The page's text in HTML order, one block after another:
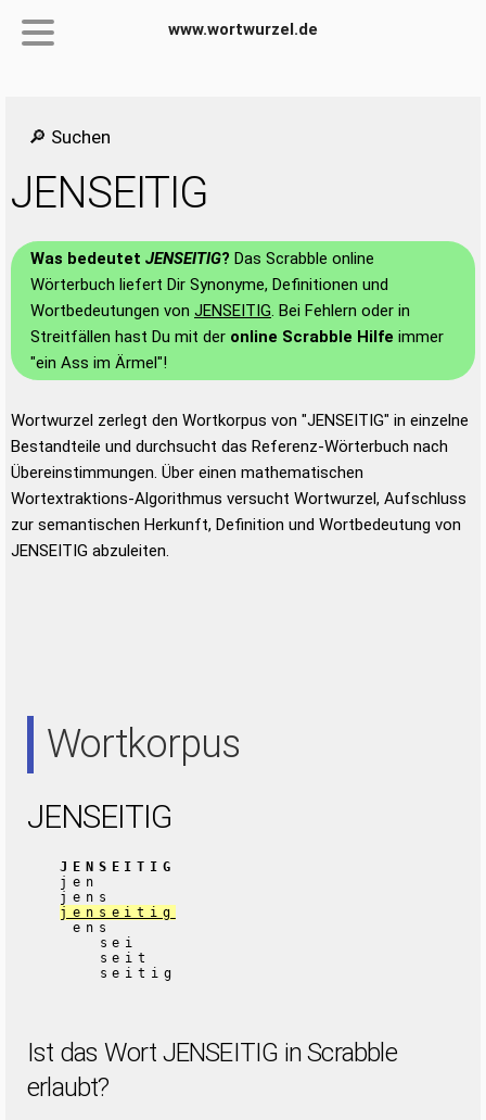
www.wortwurzel.de
🔎 Suchen
JENSEITIG
Was bedeutet JENSEITIG? Das Scrabble online
Wörterbuch liefert Dir Synonyme, Definitionen und
Wortbedeutungen von JENSEITIG. Bei Fehlern oder in
Streitfällen hast Du mit der online Scrabble Hilfe immer
"ein Ass im Ärmel"!
Wortwurzel zerlegt den Wortkorpus von "JENSEITIG" in einzelne
Bestandteile und durchsucht das Referenz-Wörterbuch nach
Übereinstimmungen. Über einen mathematischen
Wortextraktions-Algorithmus versucht Wortwurzel, Aufschluss
zur semantischen Herkunft, Definition und Wortbedeutung von
JENSEITIG abzuleiten.
Wortkorpus
JENSEITIG
JENSEITIG
jen
jens
jenseitig
ens
sei
seit
seitig
Ist das Wort JENSEITIG in Scrabble
erlaubt?